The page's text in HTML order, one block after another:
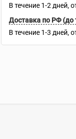
В течение 1-2 дней
Доставка по РФ (до
В течение 1-3 дней